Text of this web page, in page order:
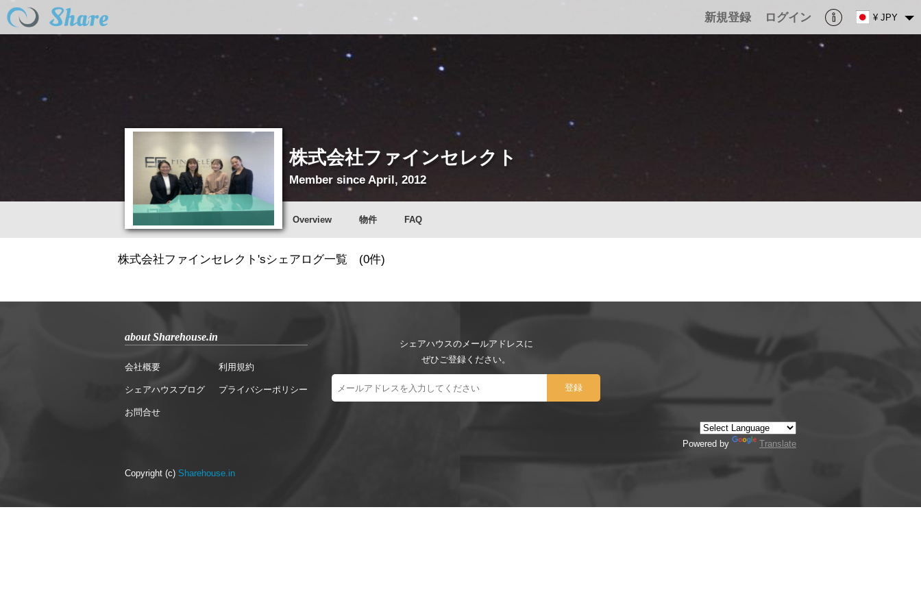
新規登録 ログイン ¥ JPY
株式会社ファインセレクト
Member since April, 2012
Overview 物件 FAQ
株式会社ファインセレクト'sシェアログ一覧 (0件)
about Sharehouse.in
会社概要
シェアハウスブログ
お問合せ
利用規約
プライバシーポリシー
シェアハウスのメールアドレスに
ぜひご登録ください。
Powered by Translate
Copyright (c) Sharehouse.in